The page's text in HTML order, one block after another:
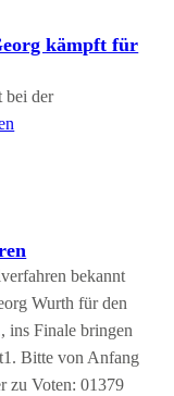
kämpft für
bei der
bekannt
Wurth für den
ins Finale bringen
Bitte von Anfang
zu Voten: 01379